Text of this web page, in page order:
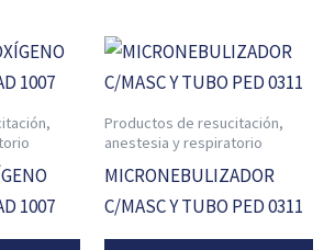
1007
Productos de resucitación,
anestesia y respiratorio
MICRONEBULIZADOR
C/MASC Y TUBO PED 0311